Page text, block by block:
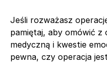
Jeśli rozważasz
pamiętaj, aby omówić z
medyczną i kwestie
pewna, czy operacja